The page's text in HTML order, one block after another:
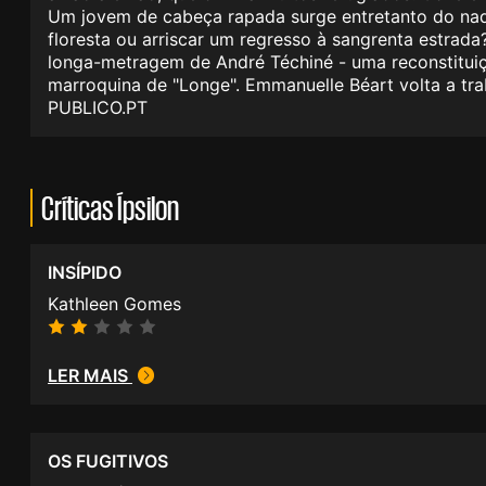
Um jovem de cabeça rapada surge entretanto do
floresta ou arriscar um regresso à sangrenta
longa-metragem de André Téchiné - uma
marroquina de "Longe". Emmanuelle Béart volta a
PUBLICO.PT
Críticas Ípsilon
INSÍPIDO
Kathleen Gomes
LER MAIS
OS FUGITIVOS